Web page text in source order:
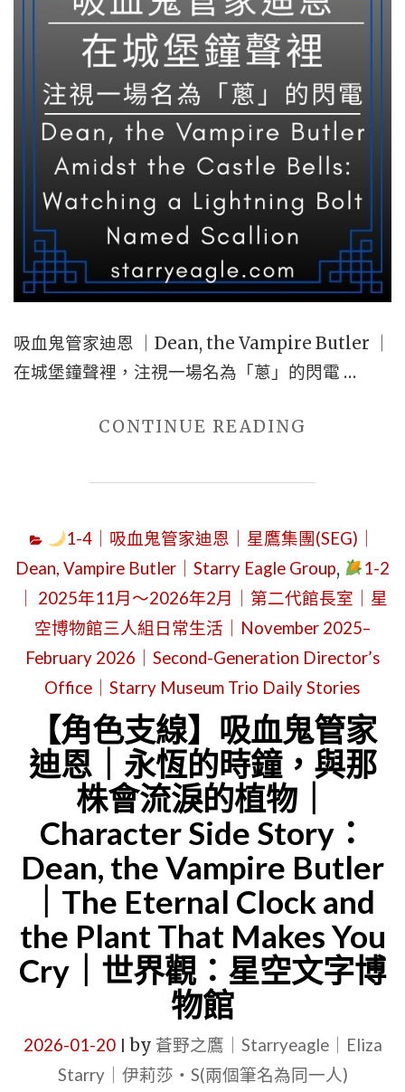
SUNDAY,
MARCH
8,
2026
｜
STARRY
EAGLE
BEGINS
LEARN
MAKEUP
WORLD?
WHEN
THE
DUKE’S
MEETS
PAINTER
｜
EAGLE
LOG
｜
SEWM
–
2
｜
的
客
人：
當
吸
血
鬼
遇
人
類
｜
JANUARY
STARRY
WORDS
MUSEUM
｜
DEAN,
VAMPIRE
BUTLER
｜
THE
GUEST
3
A.M.:
WHEN
A
VAMPIRE
MEETS
吸血鬼管家迪恩 ｜Dean, the Vampire Butler ｜
在城堡鐘聲裡，注視一場名為「蔥」的閃電 …
CONTINUE READING
鬼
家
迪
恩
｜
DEAN,
THE
VAMPIRE
BUTLER
｜
城
堡
聲
裡，
注
一
場
1-4｜吸血鬼管家迪恩｜星鷹集團(SEG)｜
Dean, Vampire Butler｜Starry Eagle Group,
1-2
｜ 2025年11月～2026年2月｜第二代館長室｜星
空博物館三人組日常生活｜November 2025–
February 2026｜Second-Generation Director’s
Office｜Starry Museum Trio Daily Stories
【角色支線】吸血鬼管家
迪恩｜永恆的時鐘，與那
株會流淚的植物｜
Character Side Story：
Dean, the Vampire Butler
｜The Eternal Clock and
the Plant That Makes You
Cry｜世界觀：星空文字博
物館
2026-01-20| by 蒼野之鷹｜Starryeagle｜Eliza
Starry｜伊莉莎・S(兩個筆名為同一人)